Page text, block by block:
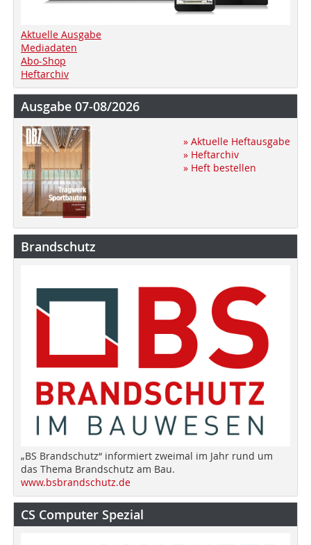
Aktuelle Ausgabe
Mediadaten
Abo-Shop
Heftarchiv
Ausgabe 07-08/2026
» Aktuelle Heftausgabe
» Heftarchiv
» Heft bestellen
Brandschutz
„BS Brandschutz“ informiert zweimal im Jahr rund um
das Thema Brandschutz am Bau.
www.bsbrandschutz.de
CS Computer Spezial